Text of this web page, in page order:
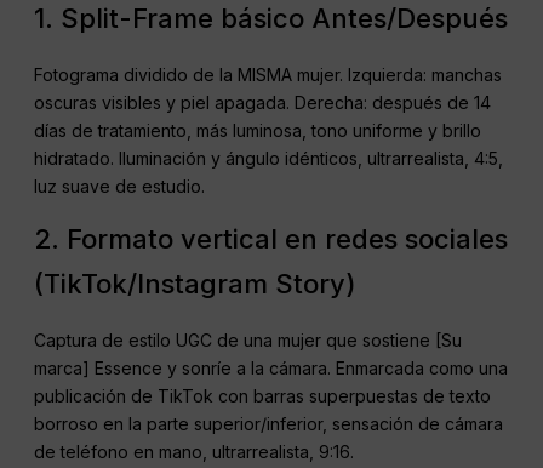
1. Split-Frame básico Antes/Después
Fotograma dividido de la MISMA mujer. Izquierda: manchas
oscuras visibles y piel apagada. Derecha: después de 14
días de tratamiento, más luminosa, tono uniforme y brillo
hidratado. Iluminación y ángulo idénticos, ultrarrealista, 4:5,
luz suave de estudio.
2. Formato vertical en redes sociales
(TikTok/Instagram Story)
Captura de estilo UGC de una mujer que sostiene [Su
marca] Essence y sonríe a la cámara. Enmarcada como una
publicación de TikTok con barras superpuestas de texto
borroso en la parte superior/inferior, sensación de cámara
de teléfono en mano, ultrarrealista, 9:16.